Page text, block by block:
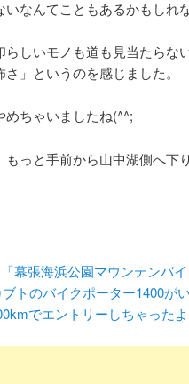
いなんてこともあるかもしれ
しいモノも道も見当たらな
」というのを感じました。
ちゃいましたね(^^;
っと手前から山中湖側へ下
幕張海浜公園マウンテンバイ
トのバイクポーター1400が
でエントリーしちゃったよ